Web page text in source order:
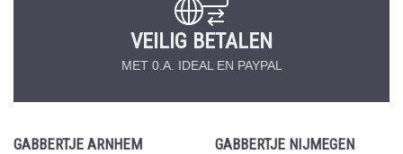
VEILIG BETALEN
MET 0.A. IDEAL EN PAYPAL
GABBERTJE ARNHEM GABBERTJE NIJMEGEN